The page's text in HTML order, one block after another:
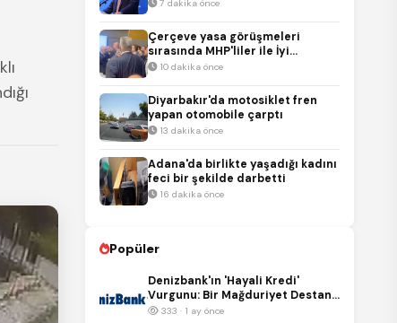
7 dakika önce
Çerçeve yasa görüşmeleri
sırasında MHP'liler ile İyi
Partililer arasında gerginlik
10 dakika önce
Diyarbakır'da motosiklet fren
yapan otomobile çarptı
13 dakika önce
Adana'da birlikte yaşadığı kadını
feci bir şekilde darbetti
16 dakika önce
Popüler
Denizbank'ın 'Hayali Kredi'
Vurgunu: Bir Mağduriyet Destanı
ve Bankacılık Skandalı!
333 · 1 ay önce